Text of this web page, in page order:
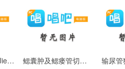
结肠造口关闭术_Jie Chang Zao Kou Guan Bi Shu 鳃囊肿及鳃瘘管切除术_Sai Nang Zhong Ji Sai Lou Guan Qie Chu Shu